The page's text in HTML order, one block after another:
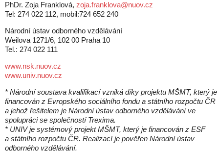
PhDr. Zoja Franklová, zoja.franklova@nuov.cz
Tel: 274 022 112, mobil:724 652 240
Národní ústav odborného vzdělávání
Weilova 1271/6, 102 00 Praha 10
Tel.: 274 022 111
www.nsk.nuov.cz
www.univ.nuov.cz
* Národní soustava kvalifikací vzniká díky projektu MŠMT, který je
financován z Evropského sociálního fondu a státního rozpočtu ČR
a jehož řešitelem je Národní ústav odborného vzdělávání ve
spolupráci se společností Trexima.
* UNIV je systémový projekt MŠMT, který je financován z ESF
a státního rozpočtu ČR. Realizací je pověřen Národní ústav
odborného vzdělávání.